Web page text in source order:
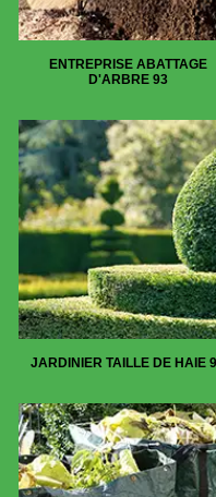
ENTREPRISE ABATTAGE
D'ARBRE 93
JARDINIER TAILLE DE HAIE